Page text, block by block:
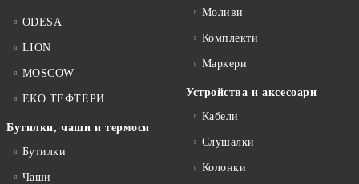
ODESA
LION
MOSCOW
ЕКО ТЕФТЕРИ
Бутилки, чаши и термоси
Бутилки
Чаши
Моливи
Комплекти
Маркери
Устройства и аксесоари
Кабели
Слушалки
Колонки